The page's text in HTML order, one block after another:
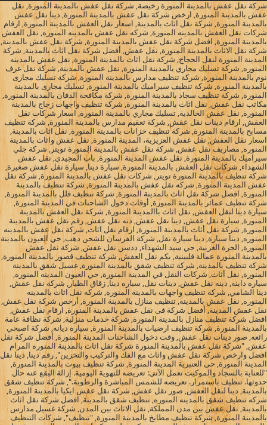
شركة نقل عفش بالمدينة المنورة رخيصة, شركة نقل عفش بالمدينة المنورة, نقل
عفش بالمدينة المنورة, ارخص شركة نقل عفش بالمدينة المنورة, دينا نقل عفش
بالمدينة المنورة, شركة نقل اثاث بالمدينة, اسعار نقل العفش بالمدينة المنورة, ارقام
شركات نقل العفش بالمدينه المنورة, شركه نقل عفش بالمدينه المنوره, نقل العفش
بالمدينة المنورة, افضل شركة نقل عفش بالمدينة المنورة, شركة نقل عفش بالمدينة,
شركة نقل الاثاث بالمدينة المنورة, نقل عفش, أفضل شركة نقل اثاث بالمدينة, شركة
المدينة المنورة لنقل الحجاج, شركة نقل اثاث بالمدينة المنورة, نقل عفش بالمدينه
المنوره, شركة تسليك مجاري بالمدينة المنورة, نقل عفش بالمدينة, شركة نقل غرف
نوم بالمدينة المنورة, شركة تنظيف مدارس بالمدينة المنورة, شركة تسليك مجارى
بالمدينة المنورة, شركة تنظيف سيراميك بالمدينة المنورة, تسليك مجارى بالمدينة
المنورة, شركة تنظيف سجاد بالمدينة المنورة, شركة مكافحة الدفان بالمدينة المنورة,
مكاتب نقل عفش, نقل اثاث بالمدينة المنورة, شركة تنظيف واجهات زجاج بالمدينة
المنورة, نقل عفش الخالدية, تسليك مجاري بالمدينة المنورة, اسعار شركات نقل
العفش, ارقام دينات نقل عفش, شركة تعقيم مدارس بالمدينة المنورة, شركة تنظيف
مسابح بالمدينة المنورة, شركة تنظيف خزانات بالمدينة المنورة, نقل اثاث بالمدينة,
اسعار نقل العفش, نقل عفش العزيزية، المدينة المنورة, نقل عفش واثاث بالمدينة
المنوره, مصاريف نقل عفش, شركة نقل عفش بالمدينة المنورة تويتر, شركة جلي
سيراميك بالمدينة المنورة, نقل عفش المدينة المنورة, باب المجيدي, نقل عفش
الشهداء, شركات نقل العفش بالمدينة المنورة, سيارة دينا, سيارة نقل عفش صغيرة,
شركة تنظيف بالمدينة المنورة تويتر, شركات نقل عفش بالمدينة المنورة, شركة نقل
عفش المدينة المنورة, شركه نقل عفش بالمدينة المنورة, شركة تنظيف بالمدينة
المنورة, افضل شركة نقل اثاث بالمدينة المنورة, شركة تنظيف فلل بالمدينة المنورة,
شركة تنظيف عمائر بالمدينة المنورة, أوقات دخول الشاحنات في المدينة المنورة,
سيارة دينا لنقل العفش, نقل اثاث باالمدينة المنورة, شركة نقل العفش بالمدينة
المنورة, سيارة نقل عفش, دينا نقل عفش, دنه نقل عفش, رقم نقل عفش بالمدينة
المنورة, شركة نقل أثاث بالمدينة المنورة, ارقام نقل اثاث, شركة نقل عفش بالمدينه
المنوره, دينا سيارة, دينا سيارة نقل, شركة الفرسان للشحن دهب, حي العيون بالمدينة
المنورة, الحرة الغربية, حي سيد الشهداء, ددسن نقل عفش, شركة نقل عفش
بالمدينة المنورة عمالة فلبينية, بكم نقل العفش, شركة تنظيف قصور بالمدينة المنورة,
شركة تنظيف بالمدينة, شركة تنظيف شقق بالمدينة المنورة, غسيل شقق بالمدينة
المنورة, نقل أثاث, شركات النقل في المدينة المنورة, حي العيون المدينه المنوره,
سياره داينه, دينه نقل عفش, دينات نقل, سياره دينا, زقاق الطيار, شركة نقل عفش,
دينا الشامي, شركة تنظيف واجهات بالمدينة المنورة, شركه نقل اثاث بالمدينه
المنوره, نقل عفش بالمدينه, تنظيف منازل بالمدينة المنورة, أرخص شركة نقل عفش,
نقل عفش المدينة, أفضل شركة فى نقل عفش بالمدينة المنورة, ارقام نقل عفش,
افضل شركة تنظيف منازل بالمدينة المنورة, شركة خدمات منزلية, شركة نظافة عامة
بالمدينة المنورة, شركة تنظيف ارضيات بالمدينة المنورة, سياره ديانه, شركة اصبحي
رائعه, صور دينات نقل عفش, وقت دخول الشاحنات المدينة المنورة, أفضل شركة نقل
عفش, "شركة نقل عفش بالمدينة المنورة شركة نقل اثاث بالمدينة المنوره المرام
افضل وارخص شركة نقل عفش واثاث مع الفك والتركيب والتخزين", رقم دينا, دينا نقل
المدينة المنورة, حي العنبرية المدينة المنورة, شركة تنظيف بيوت بالمدينة المنورة,
"للعناية بالسجاد والموكيت نعمل الآتي: تعريضه للتهوية اليومية. إزالة البقع عنه حال
حدوثها. تنظيف باستمرار. تعريضه للشمس المباشرة والرطوبة.", شركة تنظيف شقق
بالمدينة, دينا لنقل العفش, صور نقل عفش, شركة نقل عفش ايكيا بالمدينة المنورة,
شركه تنظيف شقق بالمدينه المنوره, تنظيف شقق بالمدينة, افضل شركة نقل اثاث
بالمدينة, نقل عفش بين مدن المملكة, نقل الاثاث بين المدن, شركة غسيل مدارس
بالمدينة المنورة, شركة تنظيف مطابخ بالمدينة المنورة, "تنظيف", شركات التنظيف